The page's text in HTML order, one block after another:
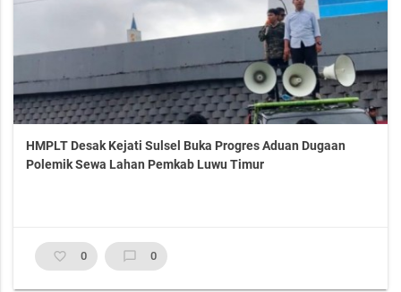
HMPLT Desak Kejati Sulsel Buka Progres Aduan Dugaan
Polemik Sewa Lahan Pemkab Luwu Timur
favorite_border 0 chat_bubble_outline 0